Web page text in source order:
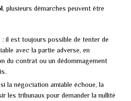
, plusieurs démarches peuvent être
il est toujours possible de tenter de
avec la partie adverse, en
du contrat ou un dédommagement
la négociation amiable échoue, la
les tribunaux pour demander la nullité